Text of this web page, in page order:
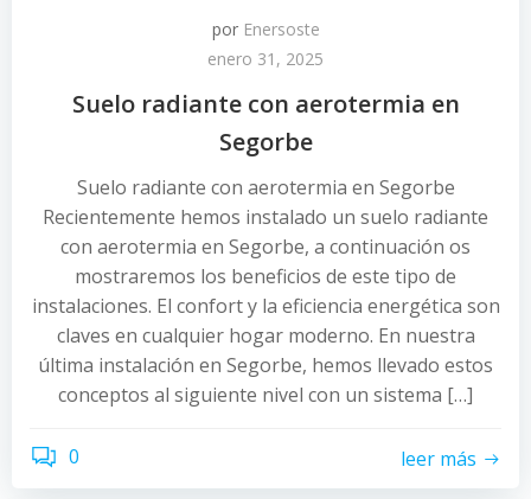
por Enersoste
enero 31, 2025
Suelo radiante con aerotermia en
Segorbe
Suelo radiante con aerotermia en Segorbe
Recientemente hemos instalado un suelo radiante
con aerotermia en Segorbe, a continuación os
mostraremos los beneficios de este tipo de
instalaciones. El confort y la eficiencia energética son
claves en cualquier hogar moderno. En nuestra
última instalación en Segorbe, hemos llevado estos
conceptos al siguiente nivel con un sistema […]
0 leer más